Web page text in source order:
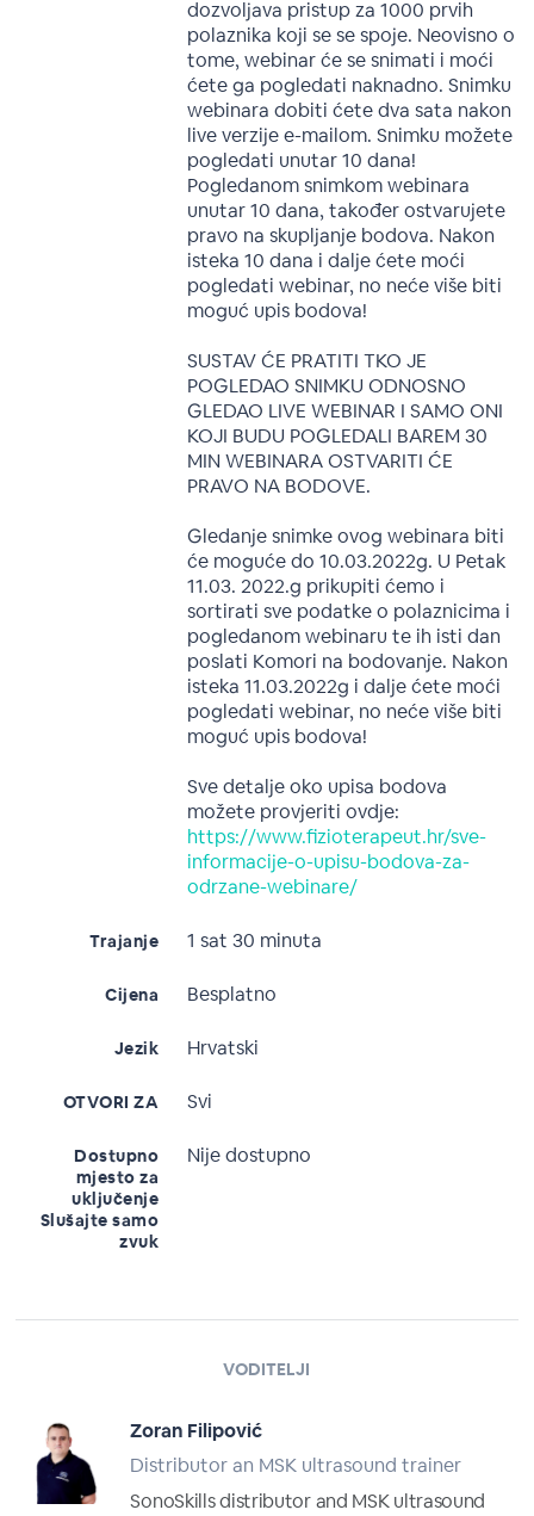
dozvoljava pristup za 1000 prvih
polaznika koji se se spoje. Neovisno o
tome, webinar će se snimati i moći
ćete ga pogledati naknadno. Snimku
webinara dobiti ćete dva sata nakon
live verzije e-mailom. Snimku možete
pogledati unutar 10 dana!
Pogledanom snimkom webinara
unutar 10 dana, također ostvarujete
pravo na skupljanje bodova. Nakon
isteka 10 dana i dalje ćete moći
pogledati webinar, no neće više biti
moguć upis bodova!
SUSTAV ĆE PRATITI TKO JE
POGLEDAO SNIMKU ODNOSNO
GLEDAO LIVE WEBINAR I SAMO ONI
KOJI BUDU POGLEDALI BAREM 30
MIN WEBINARA OSTVARITI ĆE
PRAVO NA BODOVE.
Gledanje snimke ovog webinara biti
će moguće do 10.03.2022g. U Petak
11.03. 2022.g prikupiti ćemo i
sortirati sve podatke o polaznicima i
pogledanom webinaru te ih isti dan
poslati Komori na bodovanje. Nakon
isteka 11.03.2022g i dalje ćete moći
pogledati webinar, no neće više biti
moguć upis bodova!
Sve detalje oko upisa bodova
možete provjeriti ovdje:
https://www.fizioterapeut.hr/sve-
informacije-o-upisu-bodova-za-
odrzane-webinare/
Trajanje 1 sat 30 minuta
Cijena Besplatno
Jezik Hrvatski
OTVORI ZA Svi
Dostupno
mjesto za
uključenje
Slušajte samo
zvuk
Nije dostupno
VODITELJI
Zoran Filipović
Distributor an MSK ultrasound trainer
SonoSkills distributor and MSK ultrasound